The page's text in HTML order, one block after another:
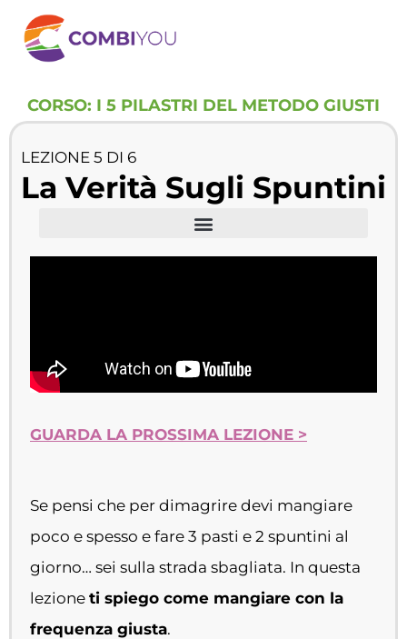
CORSO: I 5 PILASTRI DEL METODO GIUSTI
LEZIONE 5 DI 6
La Verità Sugli Spuntini
GUARDA LA PROSSIMA LEZIONE >
Se pensi che per dimagrire devi mangiare
poco e spesso e fare 3 pasti e 2 spuntini al
giorno… sei sulla strada sbagliata. In questa
lezione ti spiego come mangiare con la
frequenza giusta.